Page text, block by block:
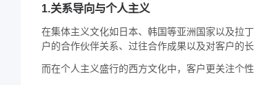
1.关系导向与个人主义
在集体主义文化如日本、韩国等亚洲国家以及拉
户的合作伙伴关系、过往合作成果以及对客户的长
而在个人主义盛行的西方文化中，客户更关注个